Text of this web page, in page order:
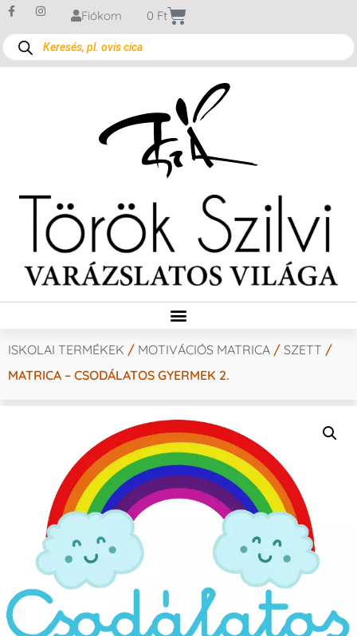
Fiókom 0 Ft
ISKOLAI TERMÉKEK / MOTIVÁCIÓS MATRICA / SZETT /
MATRICA – CSODÁLATOS GYERMEK 2.